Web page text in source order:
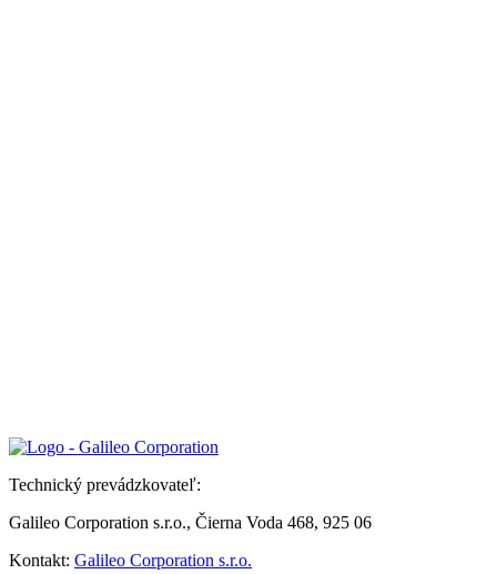
Technický prevádzkovateľ:
Galileo Corporation s.r.o., Čierna Voda 468, 925 06
Kontakt: Galileo Corporation s.r.o.